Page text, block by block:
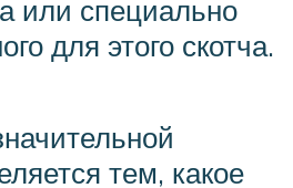
или специально
для этого скотча.
тем, какое